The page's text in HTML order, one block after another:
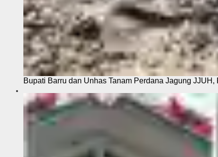
Bupati Barru dan Unhas Tanam Perdana Jagung